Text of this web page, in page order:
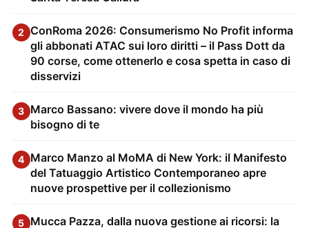
2 ConRoma 2026: Consumerismo No Profit informa
gli abbonati ATAC sui loro diritti – il Pass Dott da
90 corse, come ottenerlo e cosa spetta in caso di
disservizi
3 Marco Bassano: vivere dove il mondo ha più
bisogno di te
4 Marco Manzo al MoMA di New York: il Manifesto
del Tatuaggio Artistico Contemporaneo apre
nuove prospettive per il collezionismo
5 Mucca Pazza, dalla nuova gestione ai ricorsi: la